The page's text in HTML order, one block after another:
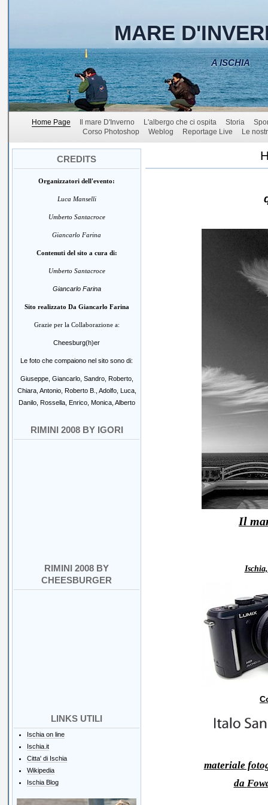
MARE
A ISCHIA
Home Page Il mare D'Inverno L'albergo che ci ospita Storia
Corso Photoshop
Weblog Reportage Live Le
CREDITS
Organizzatori dell'evento:
Luca Manselli
Umberto Santacroce
Giancarlo Farina
Contenuti del sito a cura di:
Umberto Santacroce
Giancarlo Farina
Sito realizzato Da Giancarlo Farina
Grazie per la Collaborazione a:
Cheesburg(h)er
Le foto che compaiono nel sito sono di:
Giuseppe, Giancarlo, Sandro, Roberto,
Chiara, Antonio, Roberto B., Adolfo, Luca,
Danilo, Rossella, Enrico, Monica, Alberto
RIMINI 2008 BY IGORI
RIMINI 2008 BY
CHEESBURGER
LINKS UTILI
Ischia on line
Ischia.it
Citta' di Ischia
Wikipedia
Ischia Blog
Il
materiale
da